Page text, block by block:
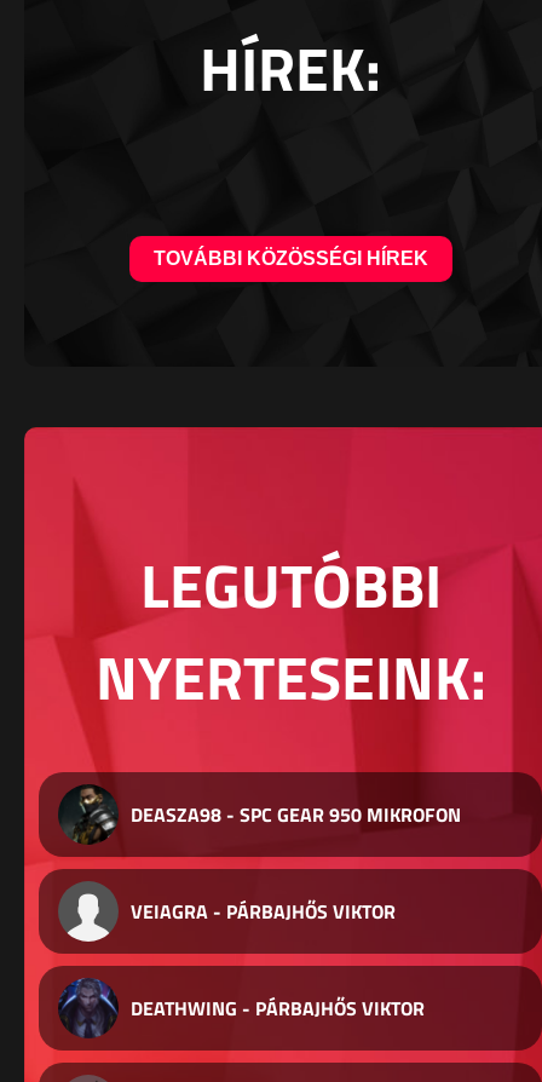
HÍREK:
TOVÁBBI KÖZÖSSÉGI HÍREK
LEGUTÓBBI
NYERTESEINK:
DEASZA98 - SPC GEAR 950 MIKROFON
VEIAGRA - PÁRBAJHŐS VIKTOR
DEATHWING - PÁRBAJHŐS VIKTOR